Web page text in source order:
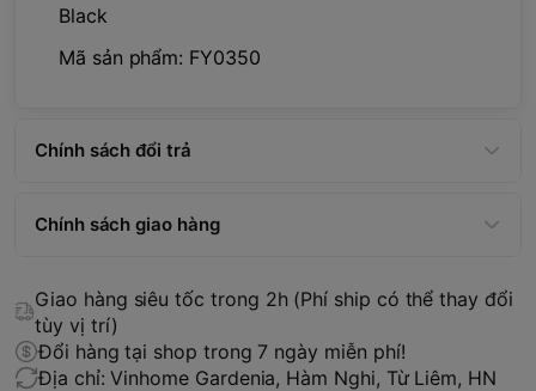
Black
Mã sản phẩm: FY0350
Chính sách đổi trả
Chính sách giao hàng
Giao hàng siêu tốc trong 2h (Phí ship có thể thay đổi
tùy vị trí)
Đổi hàng tại shop trong 7 ngày miễn phí!
Địa chỉ: Vinhome Gardenia, Hàm Nghi, Từ Liêm, HN